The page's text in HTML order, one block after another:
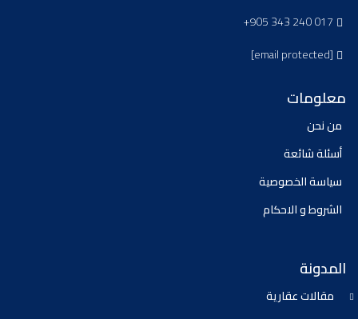
+905 343 240 017
[email protected]
معلومات
من نحن
أسئلة شائعة
سياسة الخصوصية
الشروط و الاحكام
المدونة
مقالات عقارية